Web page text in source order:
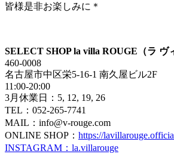
皆様是非お楽しみに＊
SELECT SHOP la villa ROUGE（ラ ヴ
460-0008
名古屋市中区栄5-16-1 南久屋ビル2F
11:00-20:00
3月休業日：5, 12, 19, 26
TEL：052-265-7741
MAIL：info@v-rouge.com
ONLINE SHOP： https://
INSTAGRAM：la.villarouge